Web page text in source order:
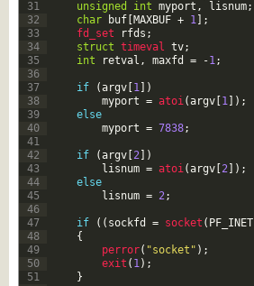
31
32
33
34
35
36
37
38
39
40
41
42
43
44
45
46
47
48
49
50
51
unsigned
int myport , lisnum;
char
buf MAXBUF + 1
;
fd_set
rfds ;
struct timeval tv;
int
retval , maxfd = -1;
if (argv 1
)
myport = atoi(argv 1 ) ;
else
myport = 7838;
if (argv 2
)
lisnum = atoi(argv 2 ) ;
else
lisnum = 2;
if ( ( sockfd = socket ( PF_INET
{
perror( "socket" ) ;
exit ( 1) ;
}